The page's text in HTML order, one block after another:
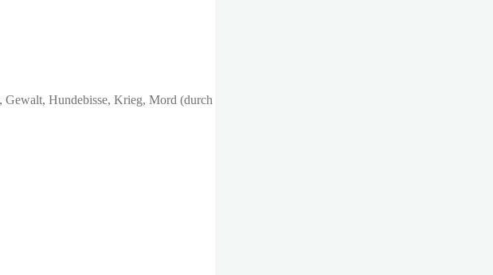
Hundebisse, Krieg, Mord (durch